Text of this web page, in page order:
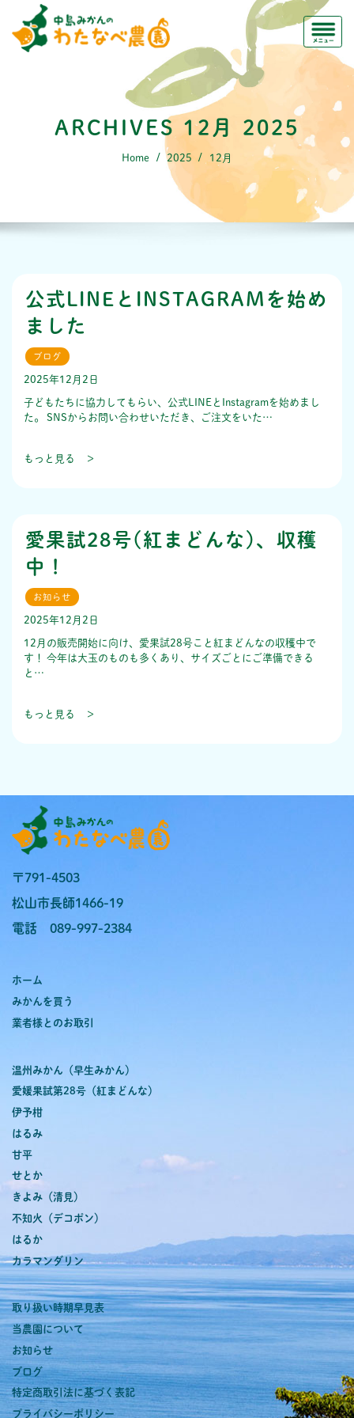
content
ARCHIVES 12月 2025
Home 2025 12月
公式LINEとINSTAGRAMを始め
ました
ブログ
2025年12月2日
子どもたちに協力してもらい、公式LINEとInstagramを始めまし
た。 SNSからお問い合わせいただき、ご注文をいた…
もっと見る ＞
愛果試28号(紅まどんな)、収穫
中！
お知らせ
2025年12月2日
12月の販売開始に向け、愛果試28号こと紅まどんなの収穫中で
す！ 今年は大玉のものも多くあり、サイズごとにご準備できる
と…
もっと見る ＞
〒791-4503
松山市長師1466-19
電話 089-997-2384
ホーム
みかんを買う
業者様とのお取引
温州みかん（早生みかん）
愛媛果試第28号（紅まどんな）
伊予柑
はるみ
甘平
せとか
きよみ（清見）
不知火（デコポン）
はるか
カラマンダリン
取り扱い時期早見表
当農園について
お知らせ
ブログ
特定商取引法に基づく表記
プライバシーポリシー